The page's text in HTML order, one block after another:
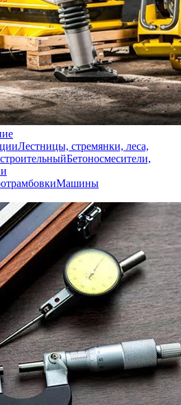
Лестницы, стремянки, леса,
Бетоносмесители,
Машины